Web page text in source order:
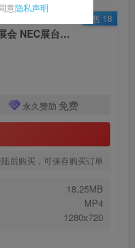
ISE 2019 – 2019年视听及系统集成展会 NEC展台实拍视频
永久赞助 免费
后购买，可保存购买订单
18.25MB
MP4
1280x720
已售 18
意隐私声明